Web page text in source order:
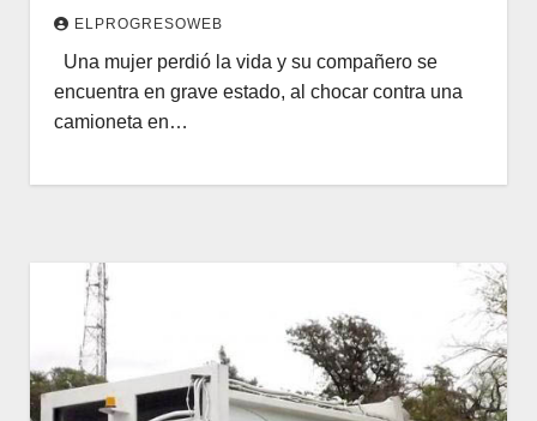
ELPROGRESOWEB
Una mujer perdió la vida y su compañero se
encuentra en grave estado, al chocar contra una
camioneta en…